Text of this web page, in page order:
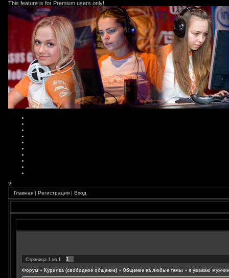
This feature is for Premium users only!
?
Главная | Регистрация | Вход
Страница 1 из 1 1
Форум » Курилка (свободное общение) » Общение на любые темы » я уважаю